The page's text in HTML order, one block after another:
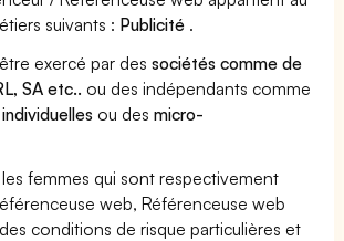
suivants : Publicité .
exercé par dessociétés comme de
SA etc.. ou des indépendants comme
ou desmicro-
femmes qui sont respectivement
web, Référenceuse web
conditions de risque particulières et